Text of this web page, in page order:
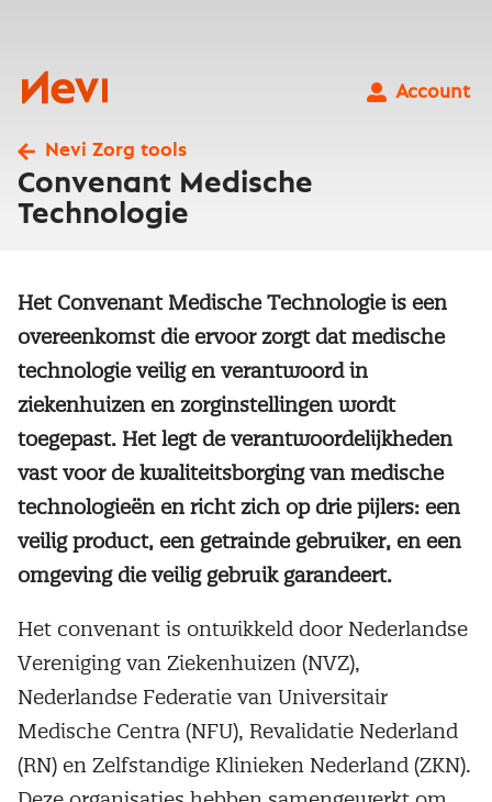
Nevi
Account
Nevi Zorg tools
Convenant Medische
Technologie
Het Convenant Medische Technologie is een
overeenkomst die ervoor zorgt dat medische
technologie veilig en verantwoord in
ziekenhuizen en zorginstellingen wordt
toegepast. Het legt de verantwoordelijkheden
vast voor de kwaliteitsborging van medische
technologieën en richt zich op drie pijlers: een
veilig product, een getrainde gebruiker, en een
omgeving die veilig gebruik garandeert.
Het convenant is ontwikkeld door Nederlandse
Vereniging van Ziekenhuizen (NVZ),
Nederlandse Federatie van Universitair
Medische Centra (NFU), Revalidatie Nederland
(RN) en Zelfstandige Klinieken Nederland (ZKN).